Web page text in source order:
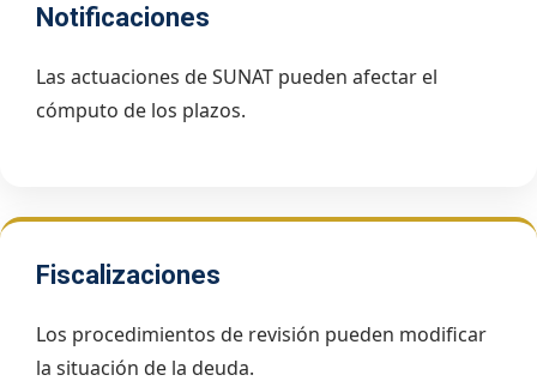
Notificaciones
Las actuaciones de SUNAT pueden afectar el
cómputo de los plazos.
Fiscalizaciones
Los procedimientos de revisión pueden modificar
la situación de la deuda.